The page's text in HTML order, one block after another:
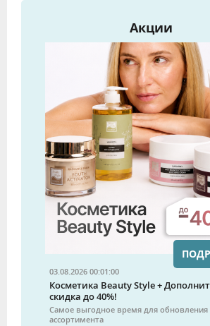
Акции
03.08.2026 00:01:00
Косметика Beauty Style +
скидка до 40%!
Самое выгодное время для обновления
ассортимента